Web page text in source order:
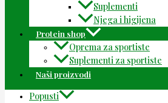
Suplementi
Njega i higijena
Protein shop
Oprema za sportiste
Suplementi za sportiste
Naši proizvodi
Popusti